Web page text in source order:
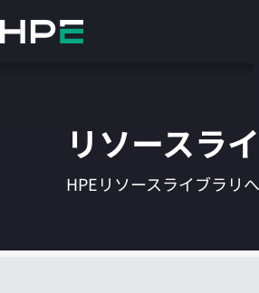
イ
ッ
リソースラ
HPEリソースライブラリ